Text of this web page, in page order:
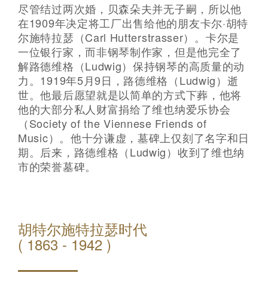
尽管结过两次婚，贝森朵夫并无子嗣，所以他
在1909年决定将工厂出售给他的朋友卡尔·胡特
尔施特拉瑟（Carl Hutterstrasser）。卡尔是
一位银行家，而非钢琴制作家，但是他完全了
解路德维格（Ludwig）保持钢琴的高质量的动
力。1919年5月9日，路德维格（Ludwig）逝
世。他最后愿望就是以简单的方式下葬，他将
他的大部分私人财富捐给了维也纳爱乐协会
（Society of the Viennese Friends of
Music）。他十分谦虚，墓碑上仅刻了名字和日
期。后来，路德维格（Ludwig）收到了维也纳
市的荣誉墓碑。
胡特尔施特拉瑟时代
( 1863 - 1942 )